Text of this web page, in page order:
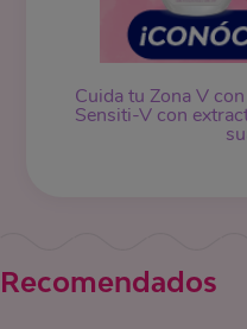
Cuida tu Zona V
Sensiti-V con
Recomendados